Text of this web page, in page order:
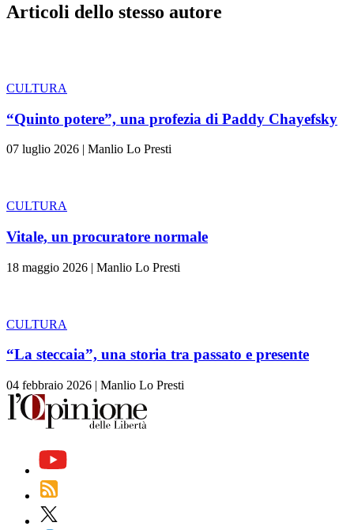
Articoli dello stesso autore
CULTURA
“Quinto potere”, una profezia di Paddy Chayefsky
07 luglio 2026 | Manlio Lo Presti
CULTURA
Vitale, un procuratore normale
18 maggio 2026 | Manlio Lo Presti
CULTURA
“La steccaia”, una storia tra passato e presente
04 febbraio 2026 | Manlio Lo Presti